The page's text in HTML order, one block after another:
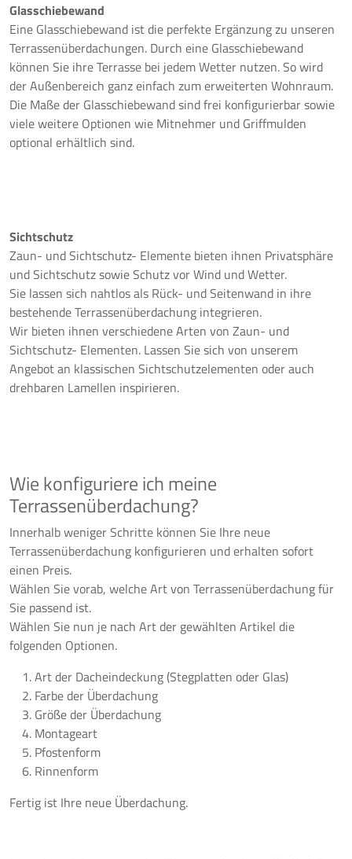
Glasschiebewand
Eine Glasschiebewand ist die perfekte Ergänzung zu unseren
Terrassenüberdachungen. Durch eine Glasschiebewand
können Sie ihre Terrasse bei jedem Wetter nutzen. So wird
der Außenbereich ganz einfach zum erweiterten Wohnraum.
Die Maße der Glasschiebewand sind frei konfigurierbar sowie
viele weitere Optionen wie Mitnehmer und Griffmulden
optional erhältlich sind.
Sichtschutz
Zaun- und Sichtschutz- Elemente bieten ihnen Privatsphäre
und Sichtschutz sowie Schutz vor Wind und Wetter.
Sie lassen sich nahtlos als Rück- und Seitenwand in ihre
bestehende Terrassenüberdachung integrieren.
Wir bieten ihnen verschiedene Arten von Zaun- und
Sichtschutz- Elementen. Lassen Sie sich von unserem
Angebot an klassischen Sichtschutzelementen oder auch
drehbaren Lamellen inspirieren.
Wie konfiguriere ich meine
Terrassenüberdachung?
Innerhalb weniger Schritte können Sie Ihre neue
Terrassenüberdachung konfigurieren und erhalten sofort
einen Preis.
Wählen Sie vorab, welche Art von Terrassenüberdachung für
Sie passend ist.
Wählen Sie nun je nach Art der gewählten Artikel die
folgenden Optionen.
Art der Dacheindeckung (Stegplatten oder Glas)
Farbe der Überdachung
Größe der Überdachung
Montageart
Pfostenform
Rinnenform
Fertig ist Ihre neue Überdachung.